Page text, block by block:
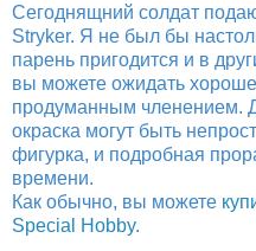
Сегоднящний солдат
Stryker. Я не был бы
парень пригодится и в
вы можете ожидать
продуманным членением.
окраска могут быть
фигурка, и подробная
времени.
Как обычно, вы можете
Special Hobby.